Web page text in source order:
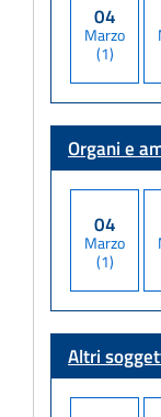
04
Marzo
(1)
Organi e
04
Marzo
(1)
Altri